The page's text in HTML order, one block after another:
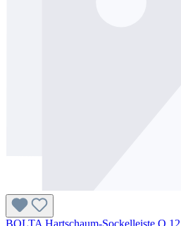
BOLTA Hartschaum-Sockelleiste Q